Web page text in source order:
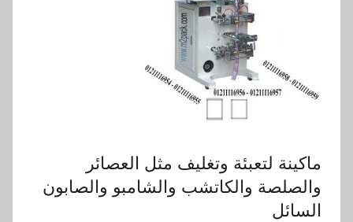
ماكينة لتعبئة وتغليف مثل العصائر
والصلصة والكاتشب والشامبو والصابون
السائل